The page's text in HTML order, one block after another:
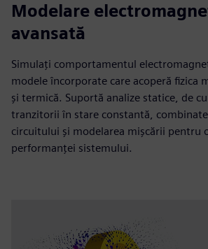
Modelare
avansată
Simulați comportamentul
modele încorporate care acoperă fizica
și termică. Suportă analize statice, de
tranzitorii în stare constantă,
circuitului și modelarea mișcării pentru
performanței sistemului.